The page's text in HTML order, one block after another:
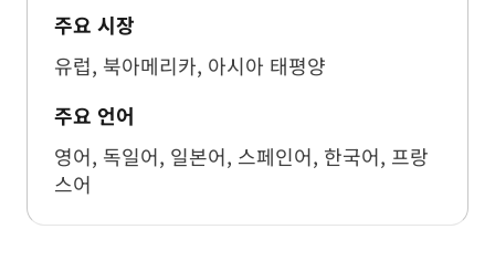
주요 시장
유럽, 북아메리카, 아시아 태평양
주요 언어
영어, 독일어, 일본어, 스페인어, 한국어, 프랑
스어